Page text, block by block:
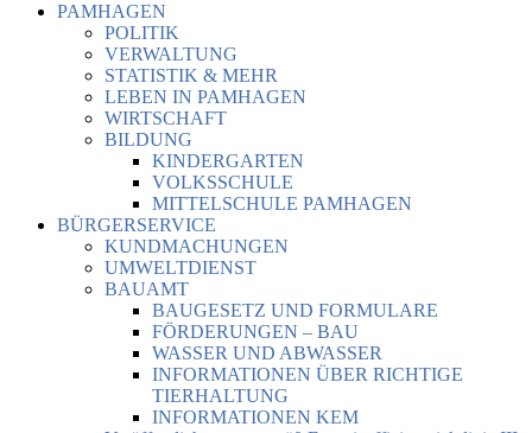
PAMHAGEN
POLITIK
VERWALTUNG
STATISTIK & MEHR
LEBEN IN PAMHAGEN
WIRTSCHAFT
BILDUNG
KINDERGARTEN
VOLKSSCHULE
MITTELSCHULE PAMHAGEN
BÜRGERSERVICE
KUNDMACHUNGEN
UMWELTDIENST
BAUAMT
BAUGESETZ UND FORMULARE
FÖRDERUNGEN – BAU
WASSER UND ABWASSER
INFORMATIONEN ÜBER RICHTIGE
TIERHALTUNG
INFORMATIONEN KEM